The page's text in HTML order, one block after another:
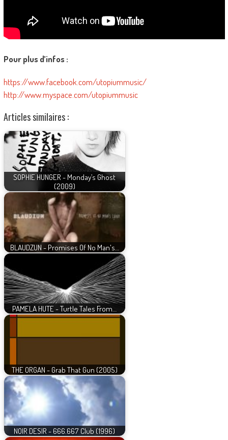
Pour plus d’infos :
https://www.facebook.com/utopiummusic/
http://www.myspace.com/utopiummusic
Articles similaires :
SOPHIE HUNGER - Monday’s Ghost
(2009)
BLAUDZUN - Promises Of No Man's…
PAMELA HUTE - Turtle Tales From…
THE ORGAN - Grab That Gun (2005)
NOIR DESIR - 666.667 Club (1996)